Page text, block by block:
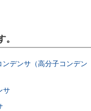
デンサ（高分子コンデン
サ